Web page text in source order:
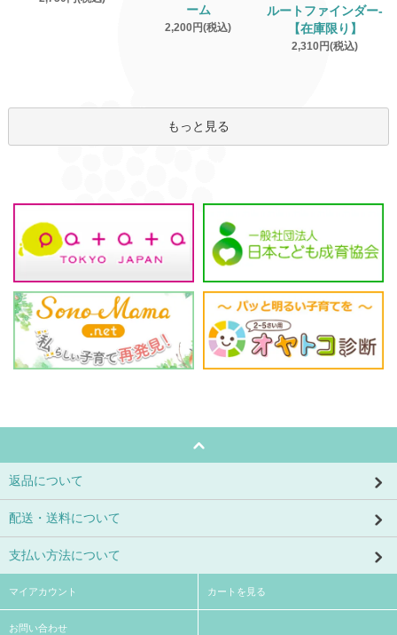
ーム
2,200円(税込)
ルートファインダー‐
【在庫限り】
2,310円(税込)
もっと見る
返品について
配送・送料について
支払い方法について
マイアカウント カートを見る
お問い合わせ